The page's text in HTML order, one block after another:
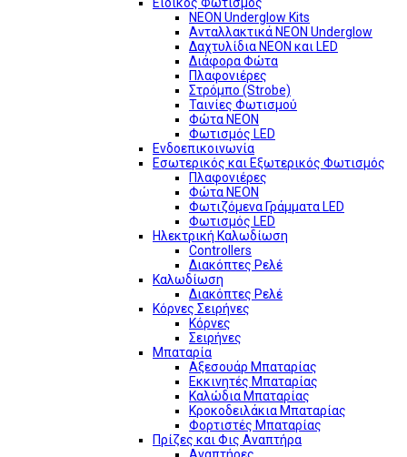
NEON Underglow Kits
Ανταλλακτικά NEON Underglow
Δαχτυλίδια NEON και LED
Διάφορα Φώτα
Πλαφονιέρες
Στρόμπο (Strobe)
Ταινίες Φωτισμού
Φώτα NEON
Φωτισμός LED
Ενδοεπικοινωνία
Εσωτερικός και Εξωτερικός Φωτισμός
Πλαφονιέρες
Φώτα NEON
Φωτιζόμενα Γράμματα LED
Φωτισμός LED
Ηλεκτρική Καλωδίωση
Controllers
Διακόπτες Ρελέ
Καλωδίωση
Διακόπτες Ρελέ
Κόρνες Σειρήνες
Κόρνες
Σειρήνες
Μπαταρία
Αξεσουάρ Μπαταρίας
Εκκινητές Μπαταρίας
Καλώδια Μπαταρίας
Κροκοδειλάκια Μπαταρίας
Φορτιστές Μπαταρίας
Πρίζες και Φις Αναπτήρα